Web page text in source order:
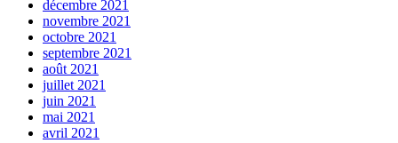
décembre 2021
novembre 2021
octobre 2021
septembre 2021
août 2021
juillet 2021
juin 2021
mai 2021
avril 2021